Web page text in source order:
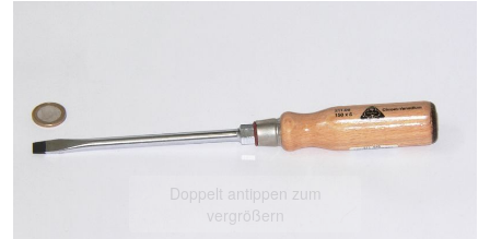
Doppelt antippen zum
vergrößern